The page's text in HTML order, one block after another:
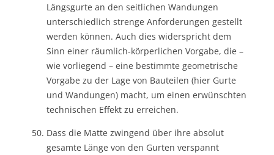
Längsgurte an den seitlichen Wandungen
unterschiedlich strenge Anforderungen gestellt
werden können. Auch dies widerspricht dem
Sinn einer räumlich-körperlichen Vorgabe, die –
wie vorliegend – eine bestimmte geometrische
Vorgabe zu der Lage von Bauteilen (hier Gurte
und Wandungen) macht, um einen erwünschten
technischen Effekt zu erreichen.
Dass die Matte zwingend über ihre absolut
gesamte Länge von den Gurten verspannt